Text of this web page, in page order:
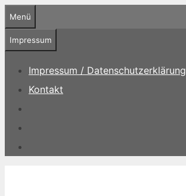
Zum
Inhalt
springen
Menü
Impressum
Impressum / Datenschutzerklärung
Kontakt